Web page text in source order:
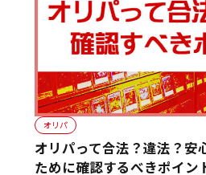
オリパ
オリパって合法？違法？安
ために確認するべきポイン